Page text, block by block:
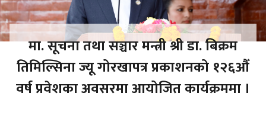
मा. सूचना तथा सञ्चार मन्त्री श्री डा. बिक्रम
तिमिल्सिना ज्यू गोरखापत्र प्रकाशनको १२६औँ
वर्ष प्रवेशका अवसरमा आयोजित कार्यक्रममा ।